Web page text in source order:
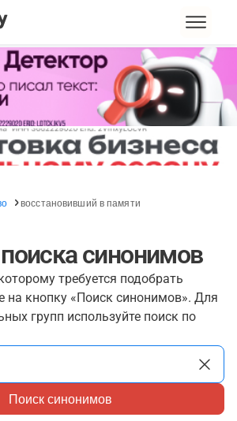
восстановивший в памяти
синонимов
требуется подобрать
на кнопку «Поиск синонимов». Для
групп используйте поиск по
Поиск синонимов